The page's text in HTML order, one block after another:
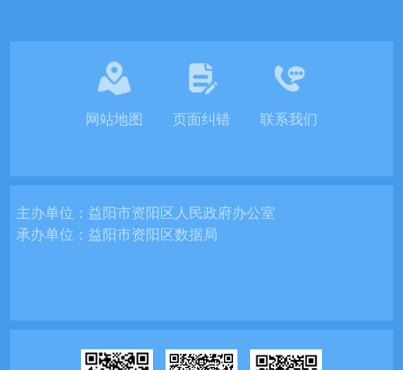
网站地图 页面纠错 联系我们
主办单位：益阳市资阳区人民政府办公室
承办单位：益阳市资阳区数据局